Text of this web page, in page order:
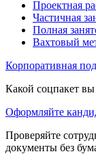
Проектная
Частичная
Полная
Вахтовый
Корпоративная
Какой соцпакет
Оформляйте
Проверяйте
документы без